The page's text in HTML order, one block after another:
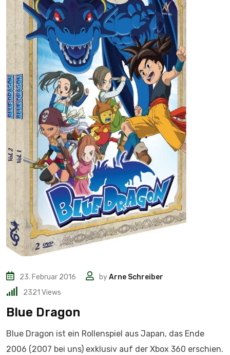
23. Februar 2016 byArne Schreiber
2321 Views
Blue Dragon
Blue Dragon ist ein Rollenspiel aus Japan, das Ende
2006 (2007 bei uns) exklusiv auf der Xbox 360 erschien.